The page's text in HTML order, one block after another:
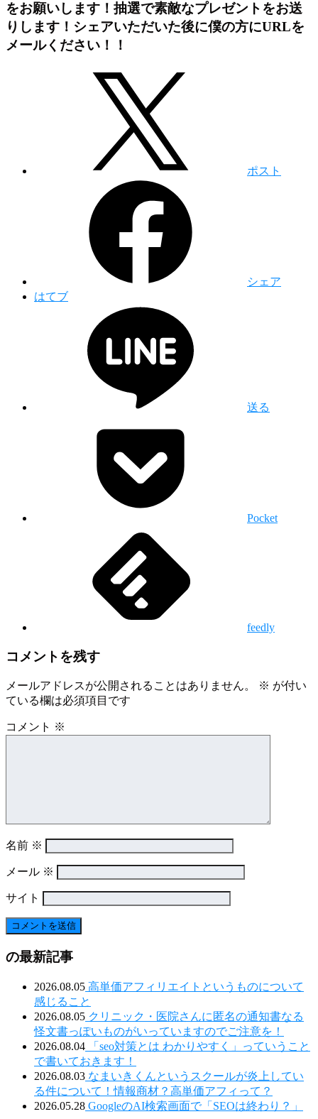
をお願いします！抽選で素敵なプレゼントをお送
りします！シェアいただいた後に僕の方にURLを
メールください！！
ポスト
シェア
はてブ
送る
Pocket
feedly
コメントを残す
メールアドレスが公開されることはありません。 ※ が付い
ている欄は必須項目です
コメント ※
名前 ※
メール ※
サイト
の最新記事
2026.08.05 高単価アフィリエイトというものについて
感じること
2026.08.05 クリニック・医院さんに匿名の通知書なる
怪文書っぽいものがいっていますのでご注意を！
2026.08.04 「seo対策とは わかりやすく」っていうこと
で書いておきます！
2026.08.03 なまいきくんというスクールが炎上してい
る件について！情報商材？高単価アフィって？
2026.05.28 GoogleのAI検索画面で「SEOは終わり？」